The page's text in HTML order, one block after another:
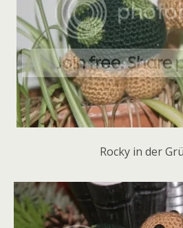
Rocky in der